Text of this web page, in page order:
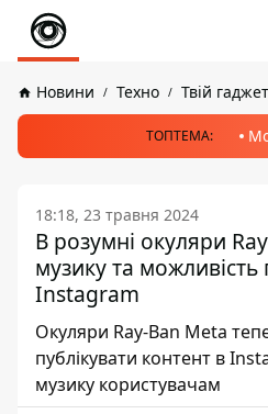
Новини Техно Твій гаджет
ТОПТЕМА:
18:18, 23 травня 2024
В розумні окуляри
музику та можливість
Instagram
Окуляри Ray-Ban Meta
публікувати контент в
музику користувачам